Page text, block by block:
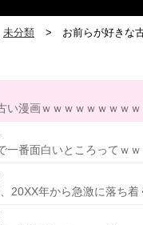
未分類
お前らが好きな
い漫画ｗｗｗｗｗｗｗｗｗ
一番面白いところってｗｗ
20XX年から急激に落ち着